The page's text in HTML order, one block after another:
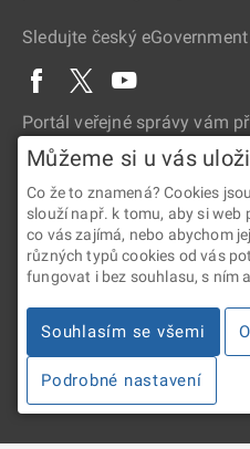
Sledujte český eGovernment
Portál veřejné správy vám
2026 © Digitální a informační
v souladu se zákonem č. 106/1999
Verze 4.2.288
Můžeme si u vás
Co že to znamená? Cookies
slouží např. k tomu, aby si web
co vás zajímá, nebo abychom
různých typů cookies od vás
fungovat i bez souhlasu, s ním
Souhlasím se všemi
Podrobné nastavení